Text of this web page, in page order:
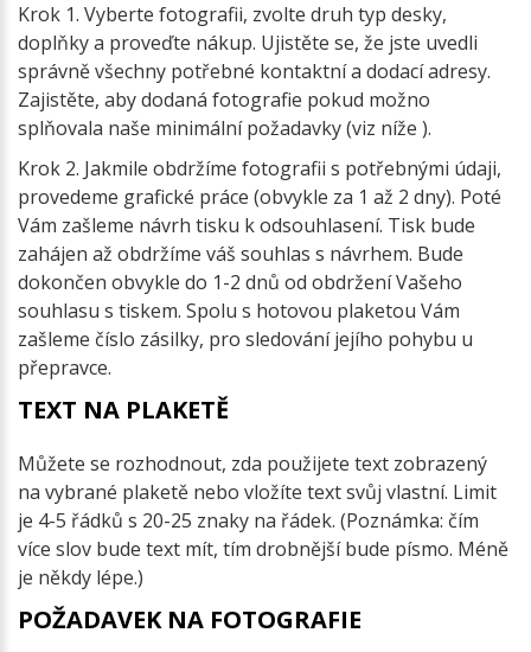
Krok 1. Vyberte fotografii, zvolte druh typ desky,
doplňky a proveďte nákup. Ujistěte se, že jste uvedli
správně všechny potřebné kontaktní a dodací adresy.
Zajistěte, aby dodaná fotografie pokud možno
splňovala naše minimální požadavky (viz níže ).
Krok 2. Jakmile obdržíme fotografii s potřebnými údaji,
provedeme grafické práce (obvykle za 1 až 2 dny). Poté
Vám zašleme návrh tisku k odsouhlasení. Tisk bude
zahájen až obdržíme váš souhlas s návrhem. Bude
dokončen obvykle do 1-2 dnů od obdržení Vašeho
souhlasu s tiskem. Spolu s hotovou plaketou Vám
zašleme číslo zásilky, pro sledování jejího pohybu u
přepravce.
TEXT NA PLAKETĚ
Můžete se rozhodnout, zda použijete text zobrazený
na vybrané plaketě nebo vložíte text svůj vlastní. Limit
je 4-5 řádků s 20-25 znaky na řádek. (Poznámka: čím
více slov bude text mít, tím drobnější bude písmo. Méně
je někdy lépe.)
POŽADAVEK NA FOTOGRAFIE